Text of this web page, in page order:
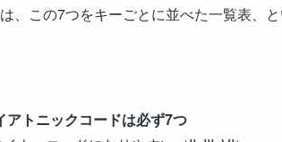
、この7つをキーごとに並べた一覧表、と
アトニックコードは必ず7つ